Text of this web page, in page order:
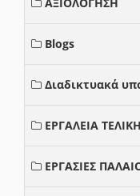
Blogs
Διαδικτυακά
ΕΡΓΑΛΕΙΑ
ΕΡΓΑΣΙΕΣ